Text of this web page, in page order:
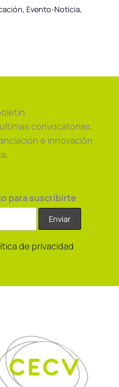
,Evento-Noticia,
convocatorias,
e innovación
para suscribirte
de privacidad